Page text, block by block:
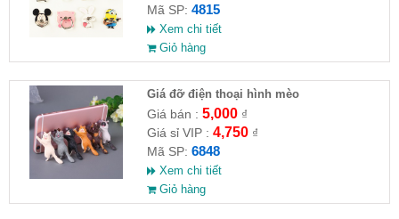
Mã SP: 4815
Xem chi tiết
Giỏ hàng
Giá đỡ điện thoại hình mèo
Giá bán : 5,000₫
Giá sỉ VIP : 4,750₫
Mã SP: 6848
Xem chi tiết
Giỏ hàng